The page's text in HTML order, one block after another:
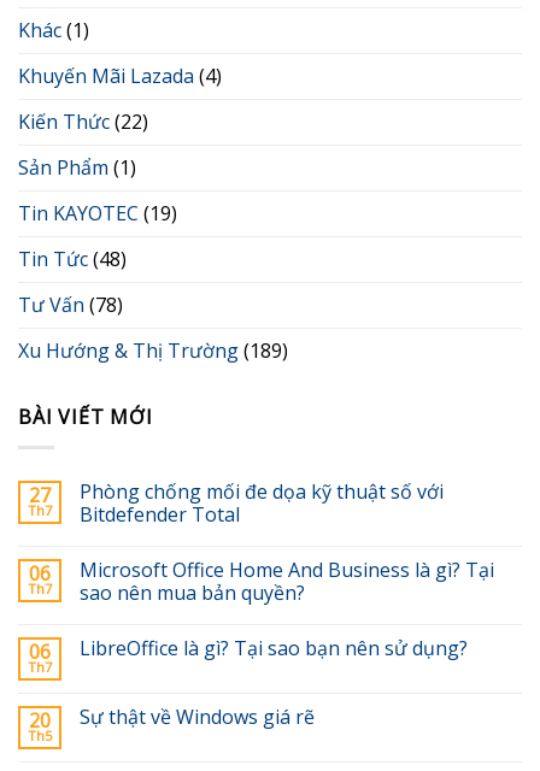
Khác(1)
Khuyến Mãi Lazada (4)
Kiến Thức(22)
Sản Phẩm (1)
Tin KAYOTEC (19)
Tin Tức(48)
Tư Vấn (78)
Xu Hướng & Thị Trường(189)
BÀI VIẾT MỚI
27
Th7
Phòng chống mối đe dọa kỹ thuật số với
Bitdefender Total
06
Th7
Microsoft Office Home And Business là gì? Tại
sao nên mua bản quyền?
06
Th7
LibreOffice là gì? Tại sao bạn nên sử dụng?
20
Th5
Sự thật về Windows giá rẽ